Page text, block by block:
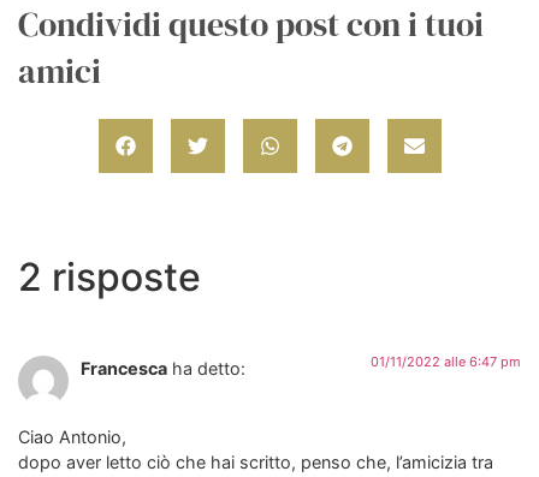
Condividi questo post con i tuoi
amici
2 risposte
Francesca ha detto: 01/11/2022 alle 6:47 pm
Ciao Antonio,
dopo aver letto ciò che hai scritto, penso che, l’amicizia tra